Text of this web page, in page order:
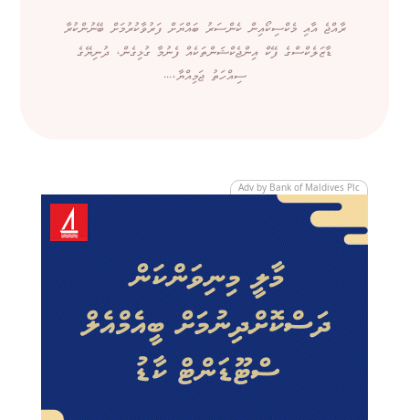
ރާއްޖެ އާއި މެކްސިކޯއިން ކެންސަރު ބައްޔަށް ފަރުވާކުރުމަށް ބޭނުންކުރާ
ޑާޒަލެކްސްގެ ފޭކް އިންޖެކްޝަންތަކެއް ފެނުމާ ގުޅިގެން، ދުނިޔޭގެ
ސިއްހަތު ޖަމިއްޔާ،...
Adv by Bank of Maldives Plc